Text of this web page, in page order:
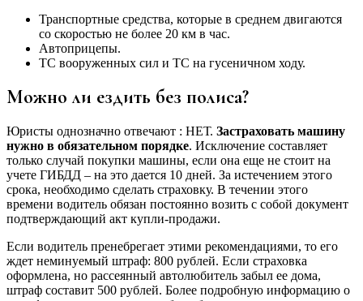
Транспортные средства, которые в среднем двигаются
со скоростью не более 20 км в час.
Автоприцепы.
ТС вооруженных сил и ТС на гусеничном ходу.
Можно ли ездить без полиса?
Юристы однозначно отвечают : НЕТ. Застраховать машину
нужно в обязательном порядке. Исключение составляет
только случай покупки машины, если она еще не стоит на
учете ГИБДД – на это дается 10 дней. За истечением этого
срока, необходимо сделать страховку. В течении этого
времени водитель обязан постоянно возить с собой документ
подтверждающий акт купли-продажи.
Если водитель пренебрегает этими рекомендациями, то его
ждет неминуемый штраф: 800 рублей. Если страховка
оформлена, но рассеянный автолюбитель забыл ее дома,
штраф составит 500 рублей. Более подробную информацию о